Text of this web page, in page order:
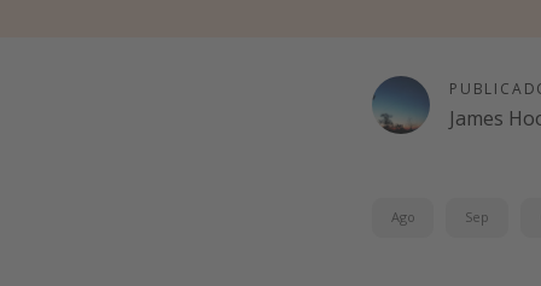
James
Ago Sep